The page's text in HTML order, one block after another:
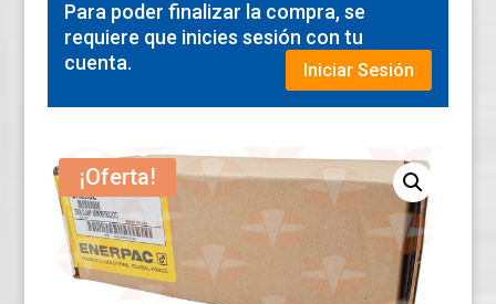
Para poder finalizar la compra, se
requiere que inicies sesión con tu
cuenta.
Iniciar Sesión
¡Oferta!